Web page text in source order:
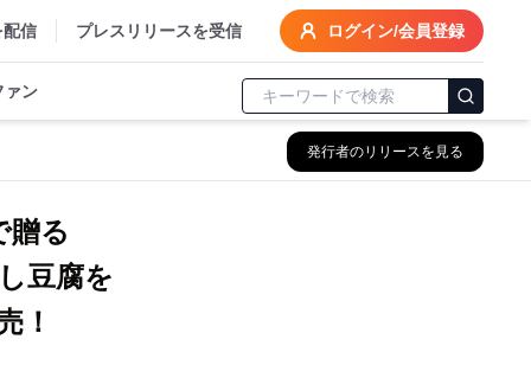
配信 プレスリリースを受信 ログイン/会員登録
ァン
発行者のリリースを見る
贈る
豆腐を
！